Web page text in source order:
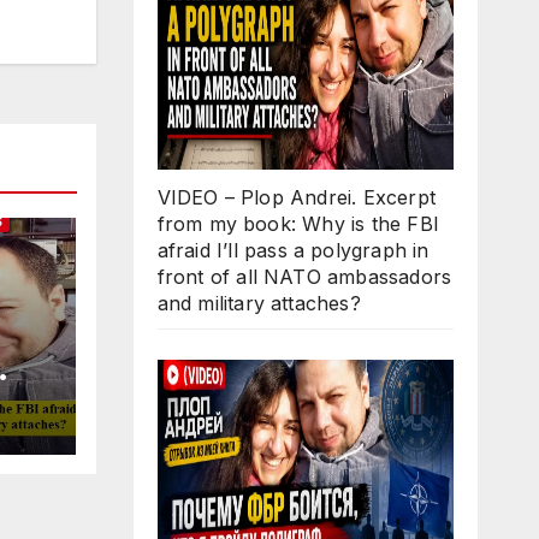
in
VIDEO – Plop Andrei. Excerpt
from my book: Why is the FBI
afraid I’ll pass a polygraph in
front of all NATO ambassadors
and military attaches?